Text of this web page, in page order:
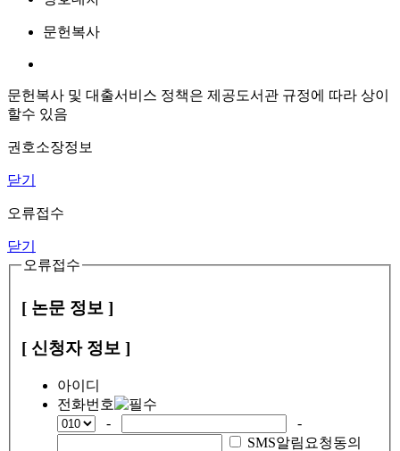
문헌복사
문헌복사 및 대출서비스 정책은 제공도서관 규정에 따라 상이
할수 있음
권호소장정보
닫기
오류접수
닫기
오류접수
[ 논문 정보 ]
[ 신청자 정보 ]
아이디
전화번호
-
-
SMS알림요청동의